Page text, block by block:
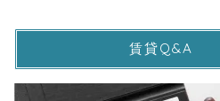
賃貸Q&A